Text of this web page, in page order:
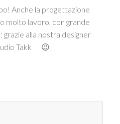
Anche la progettazione
molto lavoro, con grande
alla nostra designer
Takk
😉